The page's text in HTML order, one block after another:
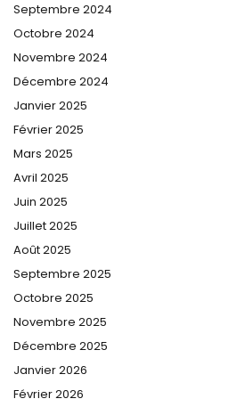
Septembre 2024
Octobre 2024
Novembre 2024
Décembre 2024
Janvier 2025
Février 2025
Mars 2025
Avril 2025
Juin 2025
Juillet 2025
Août 2025
Septembre 2025
Octobre 2025
Novembre 2025
Décembre 2025
Janvier 2026
Février 2026